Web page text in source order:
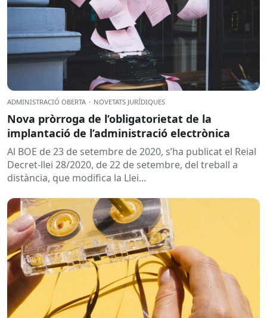
ADMINISTRACIÓ OBERTA · NOVETATS JURÍDIQUES
Nova pròrroga de l’obligatorietat de la
implantació de l’administració electrònica
Al BOE de 23 de setembre de 2020, s’ha publicat el Reial
Decret-llei 28/2020, de 22 de setembre, del treball a
distància, que modifica la Llei...